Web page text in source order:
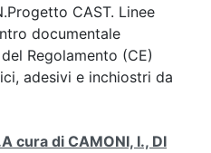
CAST. Linee
documentale
Regolamento (CE)
adesivi e inchiostri da
cura di CAMONI, I., DI